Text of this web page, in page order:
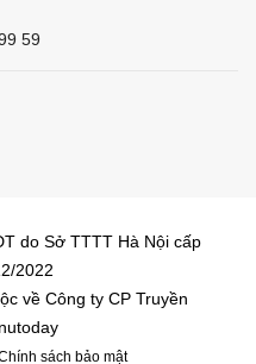
59
do Sở TTTT Hà Nội cấp
2022
về Công ty CP Truyền
sách bảo mật